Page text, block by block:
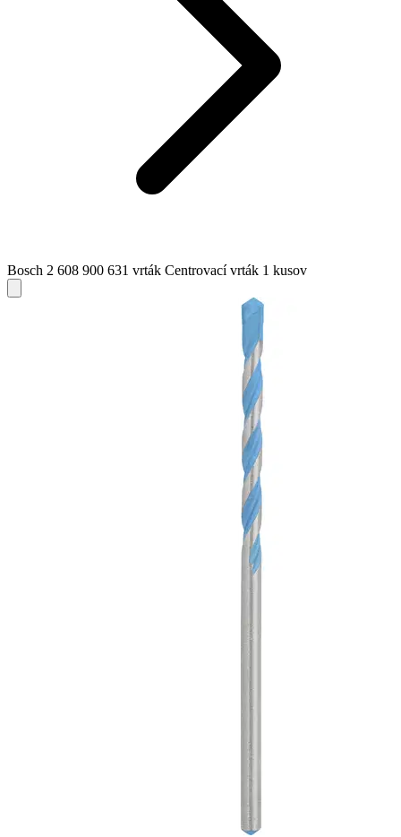
Bosch 2 608 900 631 vrták Centrovací vrták 1 kusov